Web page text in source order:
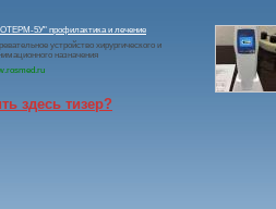
5У" профилактика и лечение
устройство хирургического и
назначения
здесь тизер?